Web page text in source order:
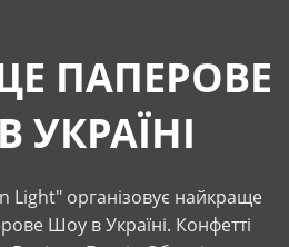
ПАПЕРОВЕ
УКРАЇНІ
Light" організовує найкраще
Шоу в Україні. Конфетті